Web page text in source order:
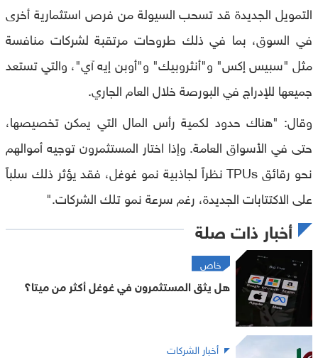
التمويل الجديدة قد تسحب السيولة من فرص استثمارية أخرى
في السوق، بما في ذلك طروحات مرتقبة لشركات منافسة
مثل "سبيس إكس" و"أنثروبيك" و"أوبن إيه آي"، والتي تستعد
جميعها للإدراج في البورصة خلال العام الجاري.
وقال: "هناك حدود لكمية رأس المال التي يمكن تخصيصها،
حتى في الأسواق العامة. وإذا اختار المستثمرون توجيه أموالهم
نحو رقائق TPUs نظراً لجاذبية نمو غوغل، فقد يؤثر ذلك سلباً
على الاكتتابات الجديدة، رغم سرعة نمو تلك الشركات."
أخبار ذات صلة
خاص
هل يثق المستثمرون في غوغل أكثر من ميتا؟
أخبار الشركات